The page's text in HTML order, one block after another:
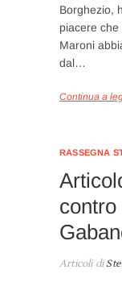
Borghezio,
piacere
Maroni
dal…
Continua a
RASSEGNA
Articoli di